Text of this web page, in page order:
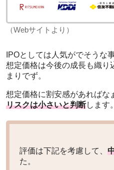
（Webサイトより）
IPOとしては人気がでそうな
想定価格は今後の成長も織り
まりでず。
想定価格に割安感があればな
リスクは小さいと判断します。
評価は下記を考慮して、
た。